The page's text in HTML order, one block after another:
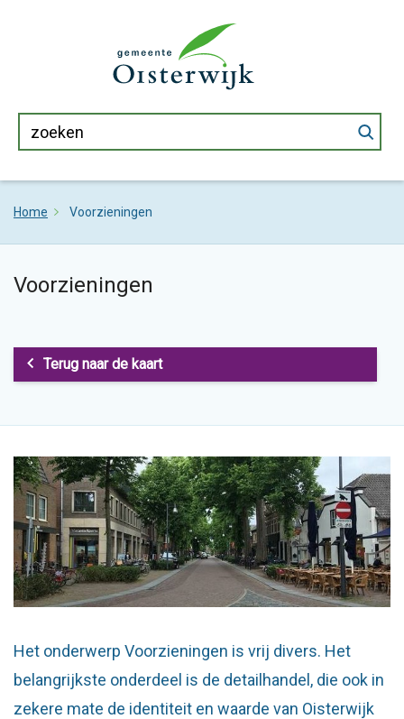
Home Voorzieningen
Voorzieningen
Terug naar de kaart
Het onderwerp Voorzieningen is vrij divers. Het
belangrijkste onderdeel is de detailhandel, die ook in
zekere mate de identiteit en waarde van Oisterwijk